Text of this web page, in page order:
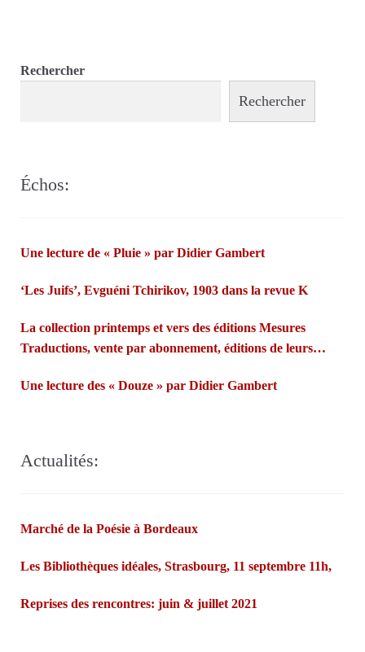
Rechercher
Rechercher
Échos:
Une lecture de « Pluie » par Didier Gambert
‘Les Juifs’, Evguéni Tchirikov, 1903 dans la revue K
La collection printemps et vers des éditions Mesures
Traductions, vente par abonnement, éditions de leurs
misent sur les fées bretonnes et la confiance des lecteurs.
Une lecture des « Douze » par Didier Gambert
Actualités:
Marché de la Poésie à Bordeaux
Les Bibliothèques idéales, Strasbourg, 11 septembre 11h,
Reprises des rencontres: juin & juillet 2021